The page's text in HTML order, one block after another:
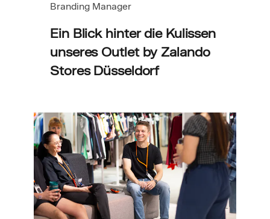
Branding Manager
Ein Blick hinter die Kulissen
unseres Outlet by Zalando
Stores Düsseldorf